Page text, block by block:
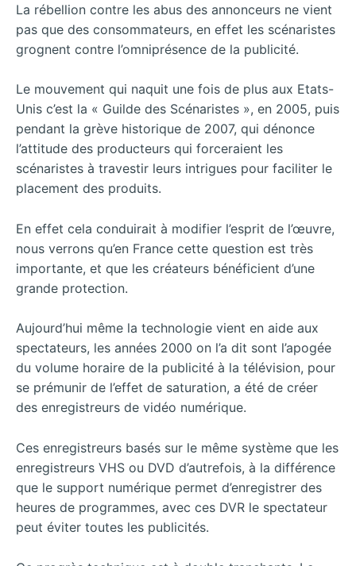
La rébellion contre les abus des annonceurs ne vient
pas que des consommateurs, en effet les scénaristes
grognent contre l’omniprésence de la publicité.
Le mouvement qui naquit une fois de plus aux Etats-
Unis c’est la « Guilde des Scénaristes », en 2005, puis
pendant la grève historique de 2007, qui dénonce
l’attitude des producteurs qui forceraient les
scénaristes à travestir leurs intrigues pour faciliter le
placement des produits.
En effet cela conduirait à modifier l’esprit de l’œuvre,
nous verrons qu’en France cette question est très
importante, et que les créateurs bénéficient d’une
grande protection.
Aujourd’hui même la technologie vient en aide aux
spectateurs, les années 2000 on l’a dit sont l’apogée
du volume horaire de la publicité à la télévision, pour
se prémunir de l’effet de saturation, a été de créer
des enregistreurs de vidéo numérique.
Ces enregistreurs basés sur le même système que les
enregistreurs VHS ou DVD d’autrefois, à la différence
que le support numérique permet d’enregistrer des
heures de programmes, avec ces DVR le spectateur
peut éviter toutes les publicités.